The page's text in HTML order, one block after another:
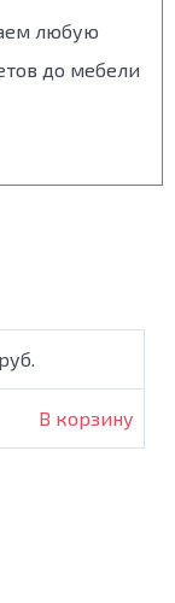
любую
до мебели
В корзину